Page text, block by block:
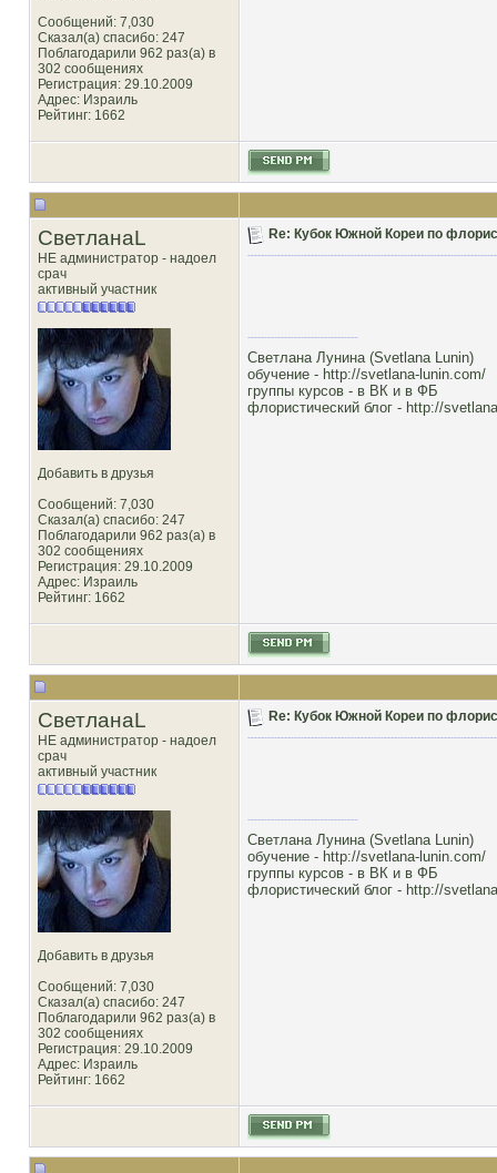
Сообщений: 7,030
Сказал(а) спасибо: 247
Поблагодарили 962 раз(а) в
302 сообщениях
Регистрация: 29.10.2009
Адрес: Израиль
Рейтинг: 1662
СветланаL
НЕ администратор - надоел
срач
активный участник
Добавить в друзья
Сообщений: 7,030
Сказал(а) спасибо: 247
Поблагодарили 962 раз(а) в
302 сообщениях
Регистрация: 29.10.2009
Адрес: Израиль
Рейтинг: 1662
Re: Кубок Южной Кореи по
Светлана Лунина (Svetlana Lunin)
обучение - http://svetlana-lunin.com/
группы курсов - в ВК и в ФБ
флористический блог - http://
СветланаL
НЕ администратор - надоел
срач
активный участник
Добавить в друзья
Сообщений: 7,030
Сказал(а) спасибо: 247
Поблагодарили 962 раз(а) в
302 сообщениях
Регистрация: 29.10.2009
Адрес: Израиль
Рейтинг: 1662
Re: Кубок Южной Кореи по
Светлана Лунина (Svetlana Lunin)
обучение - http://svetlana-lunin.com/
группы курсов - в ВК и в ФБ
флористический блог - http://